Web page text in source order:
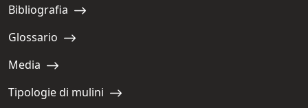
Navigate to:
Bibliografia
Navigate to:
Glossario
Navigate to:
Media
Navigate to:
Tipologie di mulini